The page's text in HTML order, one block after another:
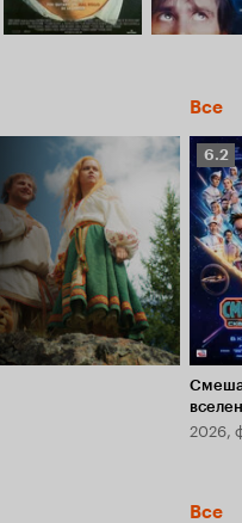
Все
6.2
6.2
2026,
Все